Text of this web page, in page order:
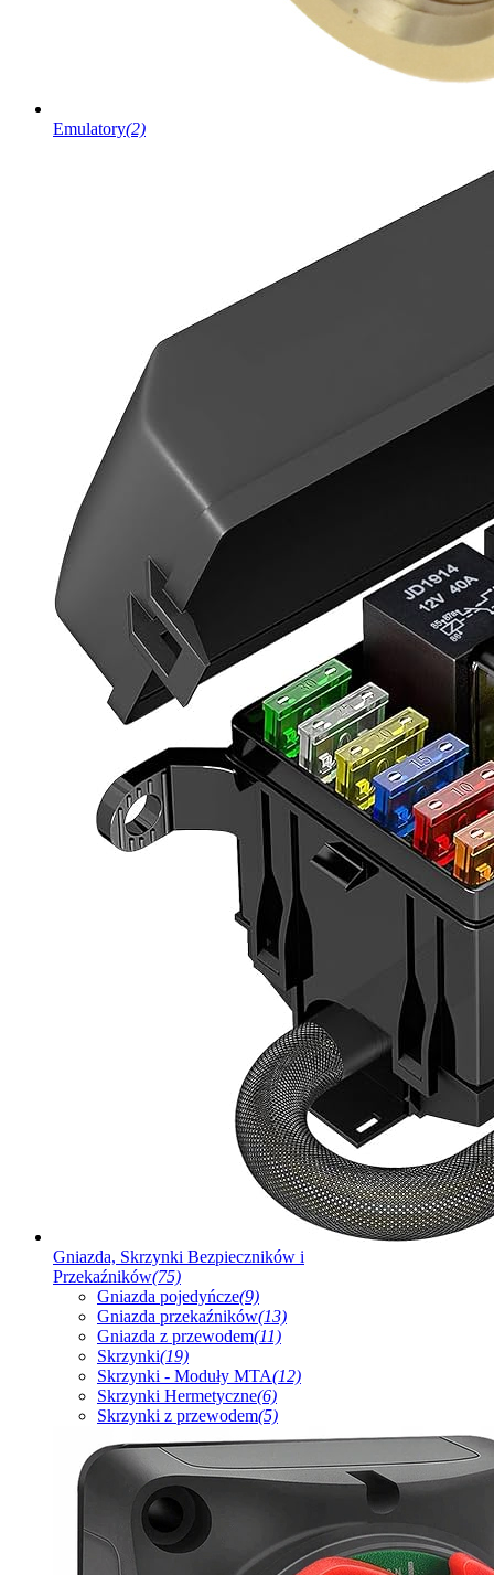
Emulatory(2)
Gniazda, Skrzynki Bezpieczników i
Przekaźników(75)
Gniazda pojedyńcze(9)
Gniazda przekaźników(13)
Gniazda z przewodem(11)
Skrzynki(19)
Skrzynki - Moduły MTA(12)
Skrzynki Hermetyczne(6)
Skrzynki z przewodem(5)